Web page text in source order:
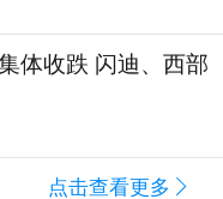
体收跌 闪迪、西部
点击查看更多